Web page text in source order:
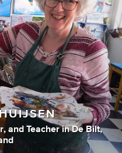
, andTeacher inDe Bilt,